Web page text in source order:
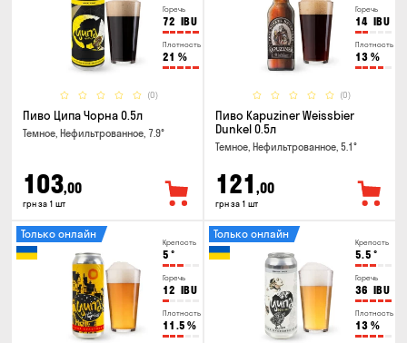
Горечь
72 IBU
Плотность
21 %
(0)
Пиво Ципа Чорна 0.5л
Темное, Нефильтрованное, 7.9°
103,00
грн за 1 шт
Горечь
14 IBU
Плотность
13 %
(0)
Пиво Kapuziner Weissbier
Dunkel 0.5л
Темное, Нефильтрованное, 5.1°
121 ,00
грн за 1 шт
Крепость
5 °
Горечь
12 IBU
Плотность
11.5 %
Только онлайн
Крепость
5.5 °
Горечь
36 IBU
Плотность
13 %
Только онлайн